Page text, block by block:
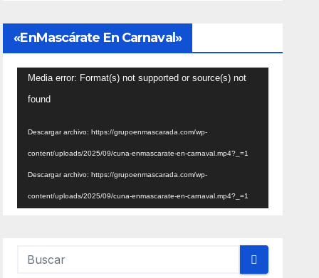
«EnMascárate En Carnaval»
Reproductor
de
Media error: Format(s) not supported or source(s) not
found
Descargar archivo: https://grupoenmascarada.com/wp-
content/uploads/2025/09/cuna-enmascarate-en-carnaval.mp4?_=1
Descargar archivo: https://grupoenmascarada.com/wp-
content/uploads/2025/09/cuna-enmascarate-en-carnaval.mp4?_=1